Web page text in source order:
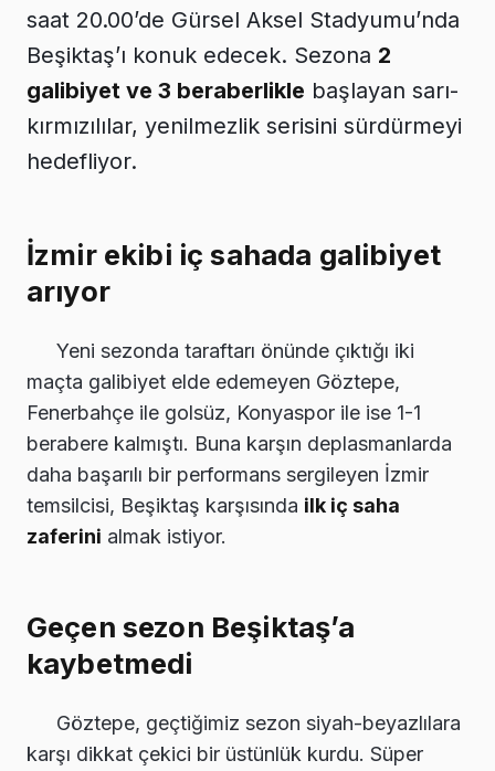
saat 20.00’de Gürsel Aksel Stadyumu’nda
Beşiktaş’ı konuk edecek. Sezona 2
galibiyet ve 3 beraberlikle başlayan sarı-
kırmızılılar, yenilmezlik serisini sürdürmeyi
hedefliyor.
İzmir ekibi iç sahada galibiyet
arıyor
Yeni sezonda taraftarı önünde çıktığı iki
maçta galibiyet elde edemeyen Göztepe,
Fenerbahçe ile golsüz, Konyaspor ile ise 1-1
berabere kalmıştı. Buna karşın deplasmanlarda
daha başarılı bir performans sergileyen İzmir
temsilcisi, Beşiktaş karşısında ilk iç saha
zaferini almak istiyor.
Geçen sezon Beşiktaş’a
kaybetmedi
Göztepe, geçtiğimiz sezon siyah-beyazlılara
karşı dikkat çekici bir üstünlük kurdu. Süper